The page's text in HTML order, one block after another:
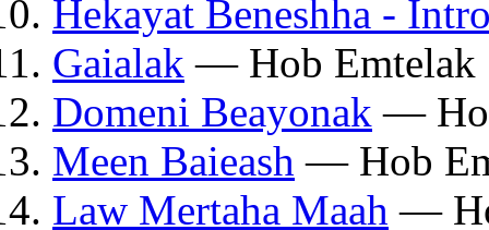
Hekayat Beneshha -
Gaialak — Hob Emtelak
Domeni Beayonak —
Meen Baieash — Hob
Law Mertaha Maah —